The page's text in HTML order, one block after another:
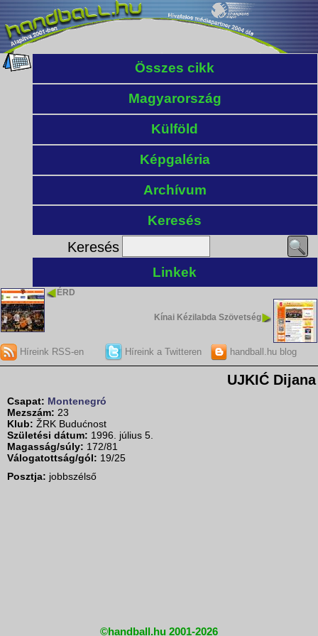
Összes cikk
Magyarország
Külföld
Képgaléria
Archívum
Keresés
Keresés
Linkek
ÉRD
Kínai Kézilabda Szövetség
Híreink RSS-en Híreink a Twitteren handball.hu blog
UJKIĆ Dijana
Csapat: Montenegró
Mezszám: 23
Klub: ŽRK Budućnost
Születési dátum: 1996. július 5.
Magasság/súly: 172/81
Válogatottság/gól: 19/25
Posztja: jobbszélső
©handball.hu 2001-2026